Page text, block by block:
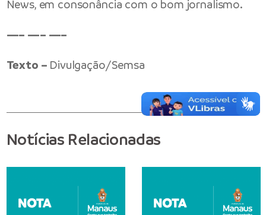
News, em consonância com o bom jornalismo.
—– —– —–
Texto – Divulgação/Semsa
Notícias Relacionadas